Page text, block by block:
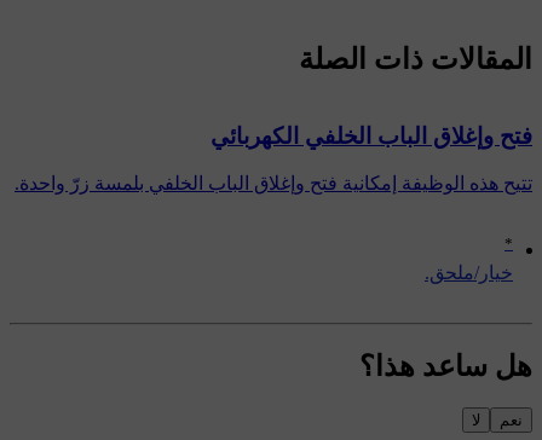
*
‏خيار/ملحق.
المقالات ذات الصلة
فتح وإغلاق الباب الخلفي الكهربائي
تتيح هذه الوظيفة إمكانية فتح وإغلاق الباب الخلفي بلمسة زرّ واحدة.
هل ساعد هذا؟
نعم لا